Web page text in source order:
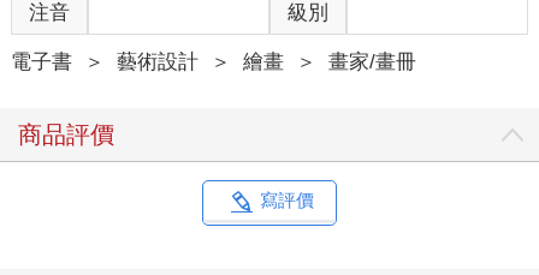
注音 級別
電子書 ＞ 藝術設計 ＞ 繪畫 ＞ 畫家/畫冊
商品評價
寫評價